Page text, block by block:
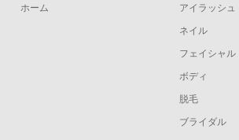
ホーム アイラッシュ
ネイル
フェイシャル
ボディ
脱毛
ブライダル